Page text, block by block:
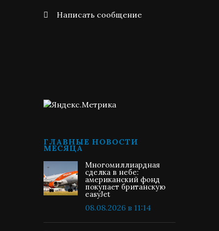
Написать сообщение
ГЛАВНЫЕ НОВОСТИ
МЕСЯЦА
Многомиллиардная
сделка в небе:
американский фонд
покупает британскую
easyJet
08.08.2026 в 11:14